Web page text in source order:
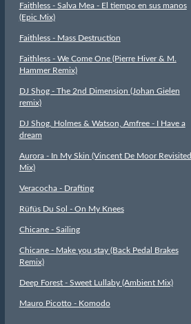
Faithless - Salva Mea - El tiempo en sus manos
(Epic Mix)
Faithless - Mass Destruction
Faithless - We Come One (Pierre Hiver & M.
Hammer Remix)
DJ Shog - The 2nd Dimension (Johan Gielen
remix)
DJ Shog, Holmes & Watson, Amfree - I Have a
dream
Aurora - In My Skin (Vincent De Moor Revisited
Mix)
Veracocha - Drafting
Rüfüs Du Sol - On My Knees
Chicane - Sailing
Chicane - Make you stay (Back Pedal Brakes
Remix)
Deep Forest - Sweet Lullaby (Ambient Mix)
Mauro Picotto - Komodo